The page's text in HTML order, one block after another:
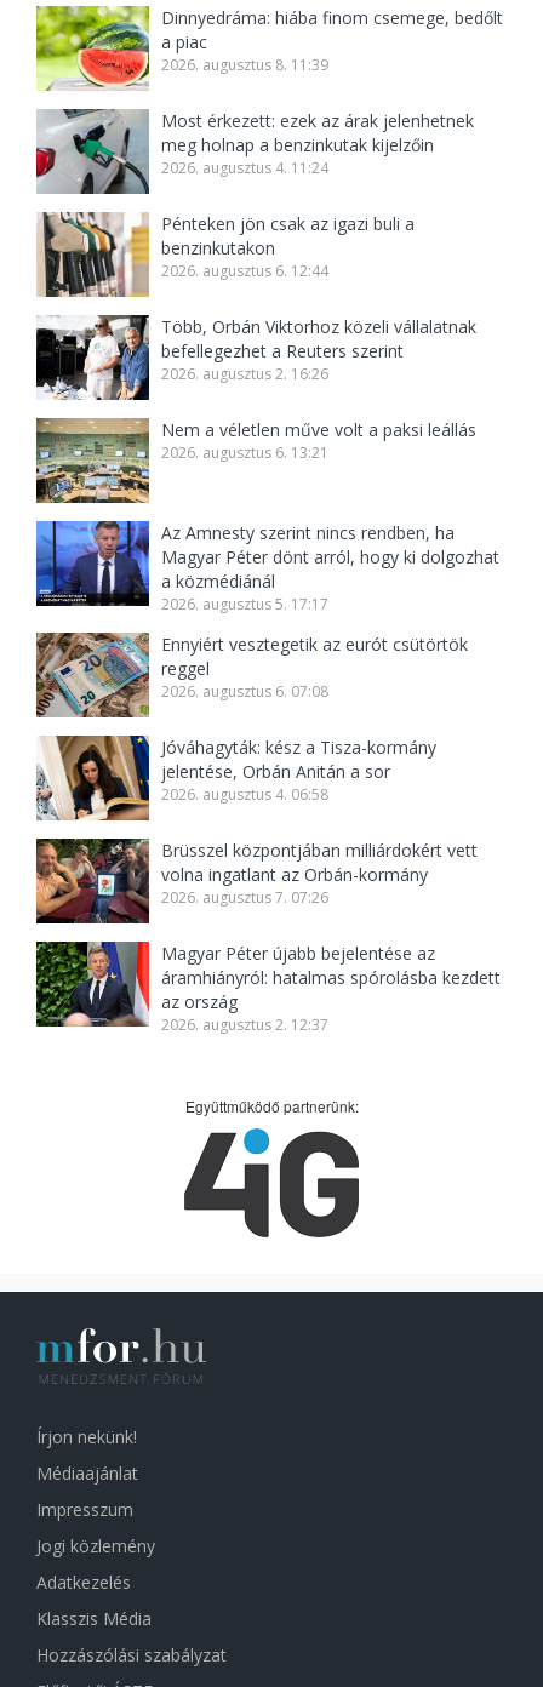
Dinnyedráma: hiába finom csemege, bedőlt
a piac
2026. augusztus 8. 11:39
Most érkezett: ezek az árak jelenhetnek
meg holnap a benzinkutak kijelzőin
2026. augusztus 4. 11:24
Pénteken jön csak az igazi buli a
benzinkutakon
2026. augusztus 6. 12:44
Több, Orbán Viktorhoz közeli vállalatnak
befellegezhet a Reuters szerint
2026. augusztus 2. 16:26
Nem a véletlen műve volt a paksi leállás
2026. augusztus 6. 13:21
Az Amnesty szerint nincs rendben, ha
Magyar Péter dönt arról, hogy ki dolgozhat
a közmédiánál
2026. augusztus 5. 17:17
Ennyiért vesztegetik az eurót csütörtök
reggel
2026. augusztus 6. 07:08
Jóváhagyták: kész a Tisza-kormány
jelentése, Orbán Anitán a sor
2026. augusztus 4. 06:58
Brüsszel központjában milliárdokért vett
volna ingatlant az Orbán-kormány
2026. augusztus 7. 07:26
Magyar Péter újabb bejelentése az
áramhiányról: hatalmas spórolásba kezdett
az ország
2026. augusztus 2. 12:37
Együttműködő partnerünk:
Írjon nekünk!
Médiaajánlat
Impresszum
Jogi közlemény
Adatkezelés
Klasszis Média
Hozzászólási szabályzat